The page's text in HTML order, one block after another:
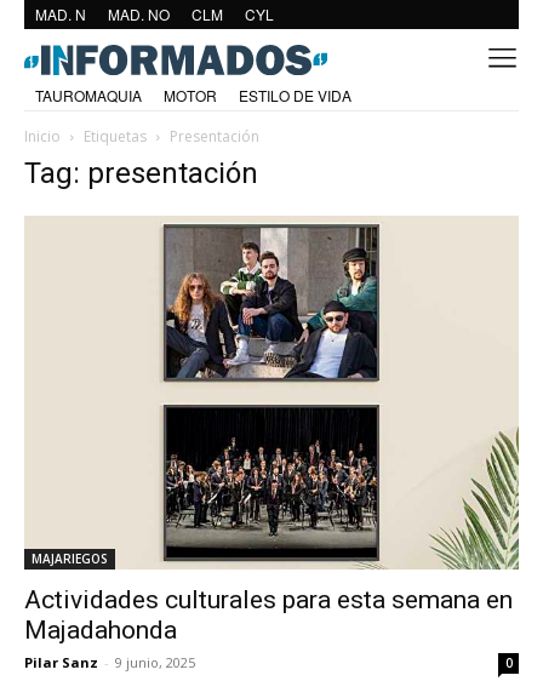
MAD. N MAD. NO CLM CYL
TAUROMAQUIA MOTOR
ESTILO DE VIDA
Inicio
Etiquetas Presentación
Tag: presentación
MAJARIEGOS
Actividades culturales para esta semana en
Majadahonda
Pilar Sanz - 9 junio, 2025 0